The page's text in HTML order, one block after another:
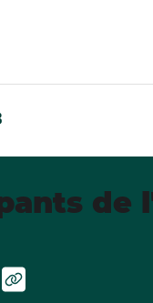
de